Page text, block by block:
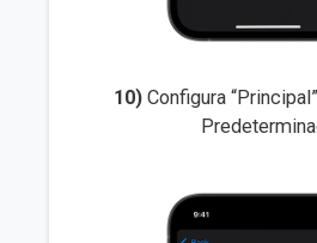
10) Configura